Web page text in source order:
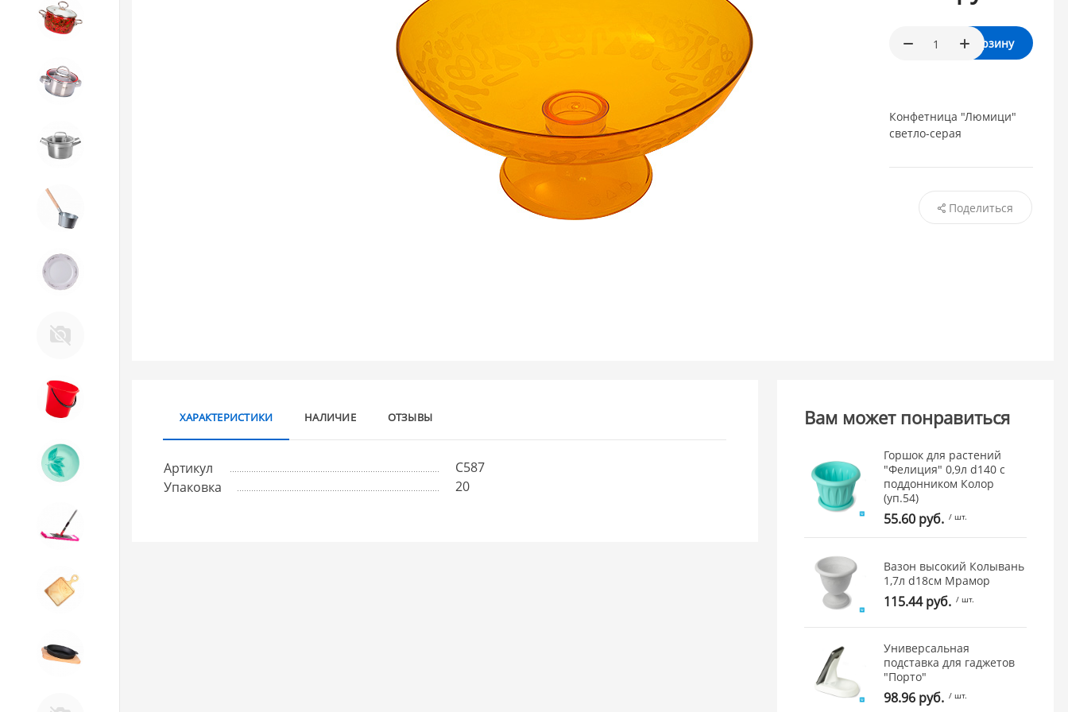
9. Посуда из СТЕКЛА
В корзину
Конфетница "Люмици"
светло-серая
Поделиться
ХАРАКТЕРИСТИКИ НАЛИЧИЕ ОТЗЫВЫ
Артикул
С587
Упаковка
20
Вам может понравиться
Горшок для растений
"Фелиция" 0,9л d140 с
поддонником Колор
(уп.54)
55.60 руб. / шт.
Вазон высокий Колывань
1,7л d18см Мрамор
115.44 руб. / шт.
Универсальная
подставка для гаджетов
"Порто"
98.96 руб. / шт.